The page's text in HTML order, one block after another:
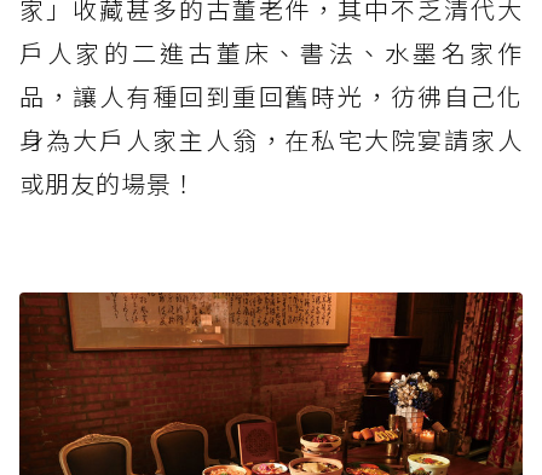
家」收藏甚多的古董老件，其中不乏清代大
戶人家的二進古董床、書法、水墨名家作
品，讓人有種回到重回舊時光，彷彿自己化
身為大戶人家主人翁，在私宅大院宴請家人
或朋友的場景！